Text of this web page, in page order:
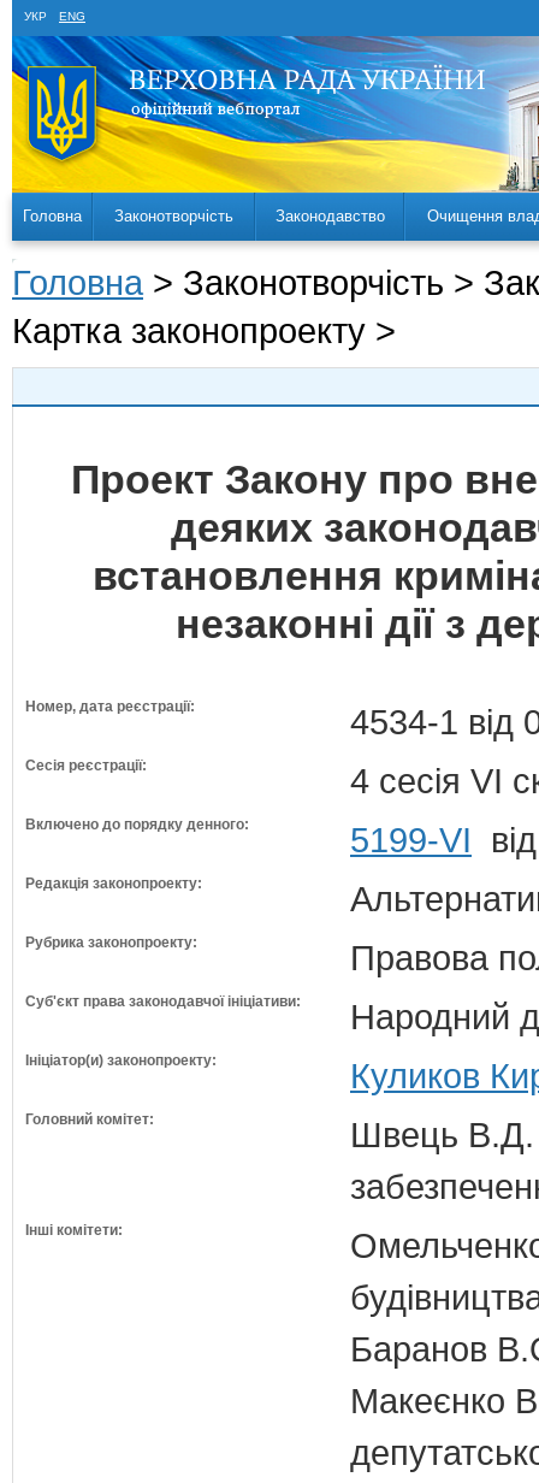
УКР ENG
Головна Законотворчість Законодавство Очищення
Головна > Законотворчість >
Картка законопроекту >
Проект Закону про
деяких
встановлення
незаконні дії з
Номер, дата реєстрації: 4534-1 від
Сесія реєстрації: 4 сесія VI
Включено до порядку денного: 5199-VI
Редакція законопроекту:
Рубрика законопроекту: Правова
Суб'єкт права законодавчої ініціативи: Народний
Ініціатор(и) законопроекту: Куликов
Головний комітет:
Швець В.Д.
Інші комітети:
Баранов
Макеєнко